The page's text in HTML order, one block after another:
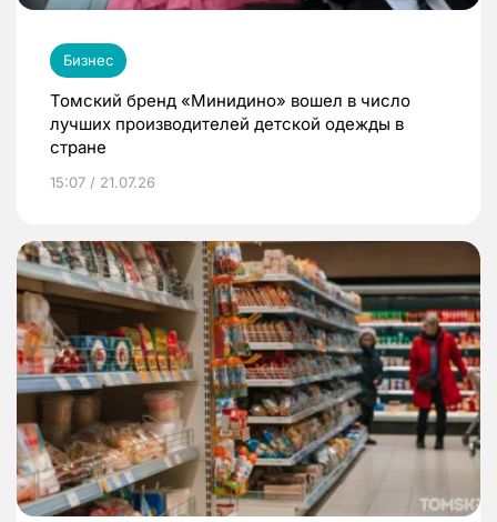
Бизнес
Томский бренд «Минидино» вошел в число
лучших производителей детской одежды в
стране
15:07 / 21.07.26